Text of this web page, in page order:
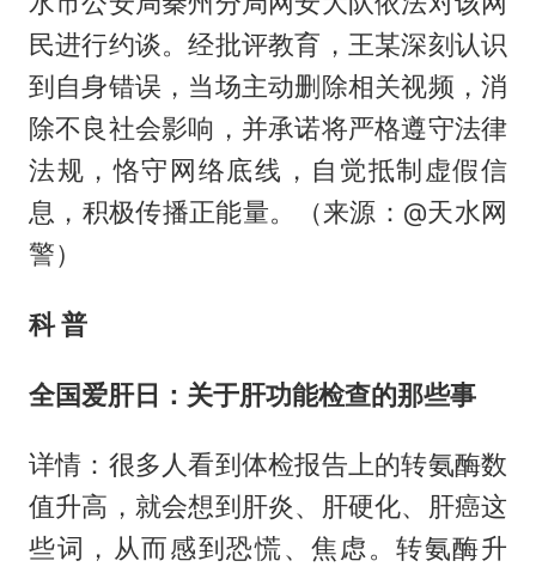
民进行约谈。经批评教育，王某深刻认识
到自身错误，当场主动删除相关视频，消
除不良社会影响，并承诺将严格遵守法律
法规，恪守网络底线，自觉抵制虚假信
息，积极传播正能量。（来源：@天水网
警）
科 普
全国爱肝日：关于肝功能检查的那些事
详情：很多人看到体检报告上的转氨酶数
值升高，就会想到肝炎、肝硬化、肝癌这
些词，从而感到恐慌、焦虑。转氨酶升